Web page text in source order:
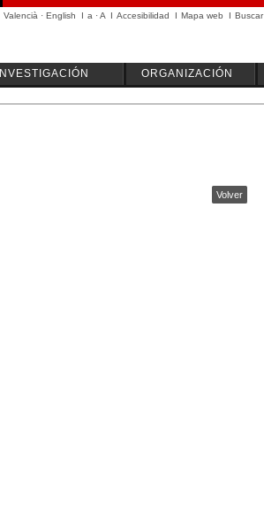
Valencià · English I a ·A I Accesibilidad I Mapa web I Buscar
INVESTIGACIÓN ORGANIZACIÓN
Volver